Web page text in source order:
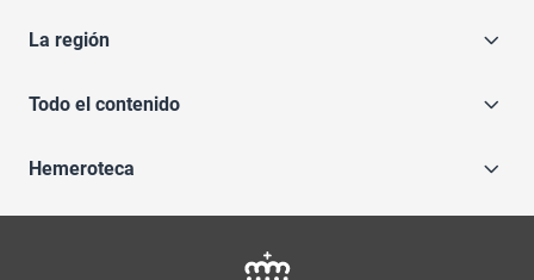
La región
Todo el contenido
Hemeroteca